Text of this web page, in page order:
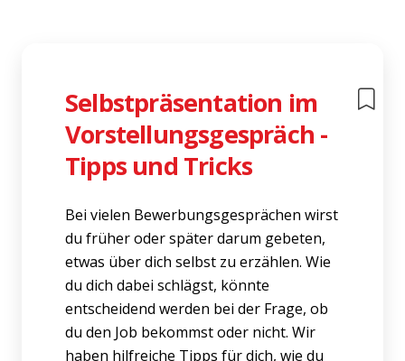
Selbstpräsentation im
Vorstellungsgespräch -
Tipps und Tricks
Bei vielen Bewerbungsgesprächen wirst
du früher oder später darum gebeten,
etwas über dich selbst zu erzählen. Wie
du dich dabei schlägst, könnte
entscheidend werden bei der Frage, ob
du den Job bekommst oder nicht. Wir
haben hilfreiche Tipps für dich, wie du